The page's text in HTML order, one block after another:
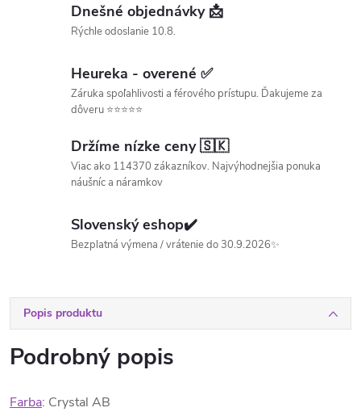
Dnešné objednávky 📩
Rýchle odoslanie 10.8.
Heureka - overené ✅
Záruka spoľahlivosti a férového prístupu. Ďakujeme za
dôveru ⭐⭐⭐⭐⭐
Držíme nízke ceny 🇸🇰
Viac ako 114370 zákazníkov. Najvýhodnejšia ponuka
náušníc a náramkov
Slovenský eshop✔️
Bezplatná výmena / vrátenie do 30.9.2026✨
Popis produktu
Podrobný popis
Farba: Crystal AB